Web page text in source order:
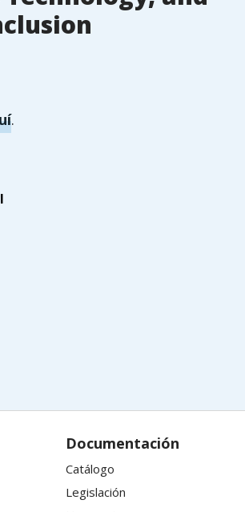
.
Documentación
Catálogo
Legislación